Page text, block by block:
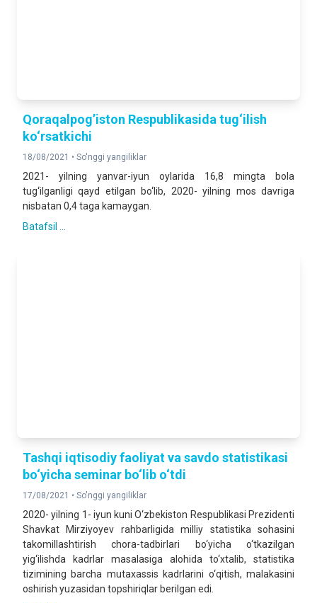
Qoraqalpog’iston Respublikasida tug‘ilish
ko‘rsatkichi
18/08/2021 • So'nggi yangiliklar
2021- yilning yanvar-iyun oylarida 16,8 mingta bola
tug‘ilganligi qayd etilgan bo‘lib, 2020- yilning mos davriga
nisbatan 0,4 taga kamaygan.
Batafsil ...
Tashqi iqtisodiy faoliyat va savdo statistikasi
bo‘yicha seminar bo‘lib o‘tdi
17/08/2021 • So'nggi yangiliklar
2020- yilning 1- iyun kuni O‘zbekiston Respublikasi Prezidenti
Shavkat Mirziyoyev rahbarligida milliy statistika sohasini
takomillashtirish chora-tadbirlari bo‘yicha o‘tkazilgan
yig‘ilishda kadrlar masalasiga alohida to‘xtalib, statistika
tizimining barcha mutaxassis kadrlarini o‘qitish, malakasini
oshirish yuzasidan topshiriqlar berilgan edi.